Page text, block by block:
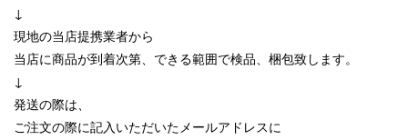
↓
現地の当店提携業者から
当店に商品が到着次第、できる範囲で検品、梱包致します。
↓
発送の際は、
ご注文の際に記入いただいたメールアドレスに